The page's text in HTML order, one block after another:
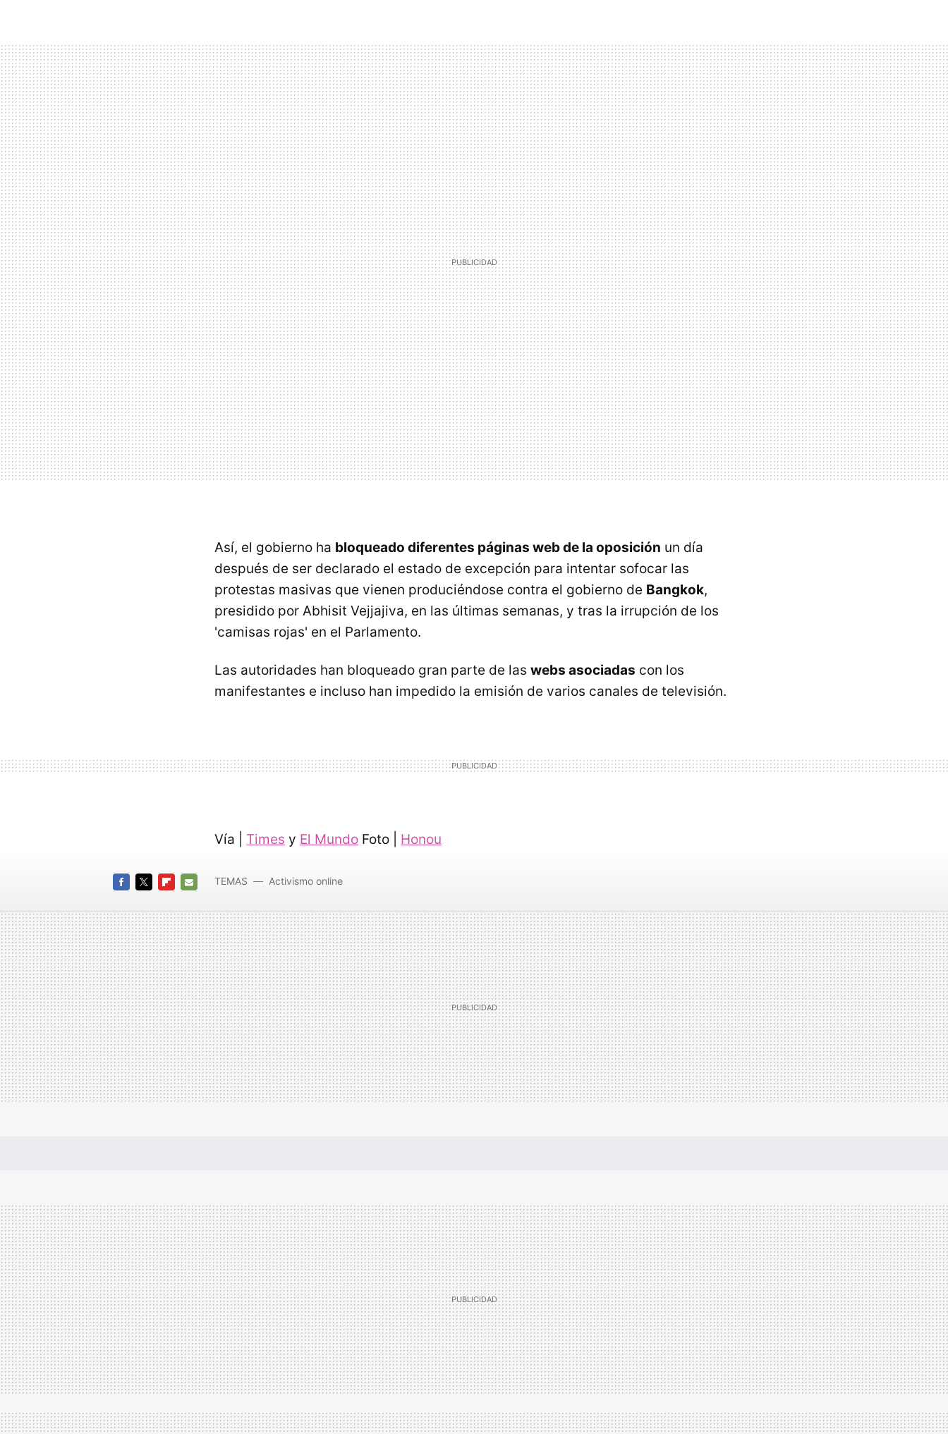
Así, el gobierno ha bloqueado diferentes páginas web de la oposición un día
después de ser declarado el estado de excepción para intentar sofocar las
protestas masivas que vienen produciéndose contra el gobierno de Bangkok,
presidido por Abhisit Vejjajiva, en las últimas semanas, y tras la irrupción de los
'camisas rojas' en el Parlamento.
Las autoridades han bloqueado gran parte de las webs asociadas con los
manifestantes e incluso han impedido la emisión de varios canales de televisión.
Vía | Times y El Mundo Foto | Honou
MAIL
TEMAS Activismo online